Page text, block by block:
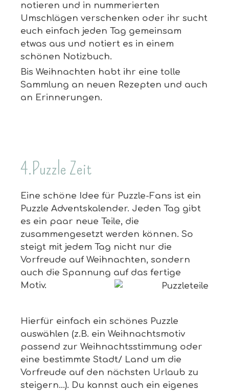
notieren und in nummerierten
Umschlägen verschenken oder ihr sucht
euch einfach jeden Tag gemeinsam
etwas aus und notiert es in einem
schönen Notizbuch.
Bis Weihnachten habt ihr eine tolle
Sammlung an neuen Rezepten und auch
an Erinnerungen.
4.Puzzle Zeit
Eine schöne Idee für Puzzle-Fans ist ein
Puzzle Adventskalender. Jeden Tag gibt
es ein paar neue Teile, die
zusammengesetzt werden können. So
steigt mit jedem Tag nicht nur die
Vorfreude auf Weihnachten, sondern
auch die Spannung auf das fertige
Motiv.
Hierfür einfach ein schönes Puzzle
auswählen (z.B. ein Weihnachtsmotiv
passend zur Weihnachtsstimmung oder
eine bestimmte Stadt/ Land um die
Vorfreude auf den nächsten Urlaub zu
steigern…). Du kannst auch ein eigenes